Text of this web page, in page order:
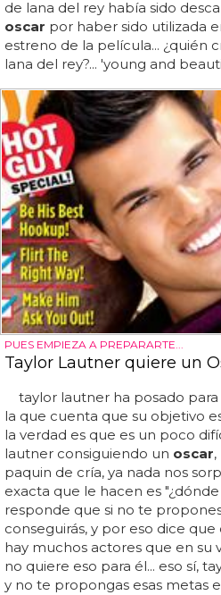
de lana del rey había sido
oscar por haber sido utilizada
estreno de la película... ¿quién
lana del rey?... 'young and
PUES EMPIEZA A PREPARARTE...
Taylor Lautner quiere un
taylor lautner ha posado para
la que cuenta que su objetivo
la verdad es que es un poco
lautner consiguiendo un oscar
paquin de cría, ya nada nos
exacta que le hacen es
responde que si no te
conseguirás, y por eso dice que
hay muchos actores que en su
no quiere eso para él... eso sí,
y no te propongas esas metas